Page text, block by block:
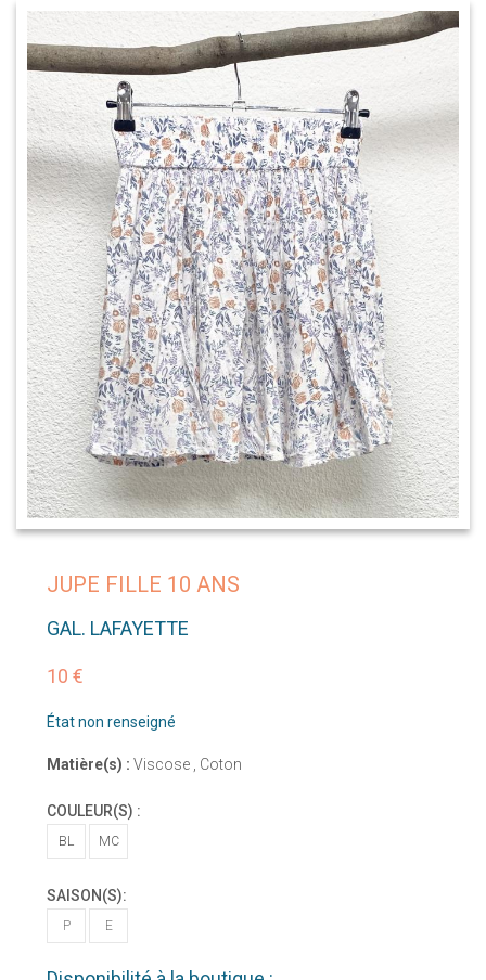
JUPE FILLE 10 ANS
GAL. LAFAYETTE
10 €
État non renseigné
Matière(s) : Viscose , Coton
COULEUR(S) :
BL MC
SAISON(S):
P E